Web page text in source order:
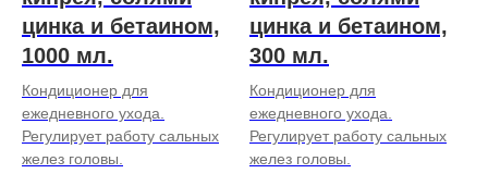
цинка и бетаином,
1000 мл.
Кондиционер для
ежедневного ухода.
Регулирует работу сальных
желез головы.
цинка и бетаином,
300 мл.
Кондиционер для
ежедневного ухода.
Регулирует работу сальных
желез головы.